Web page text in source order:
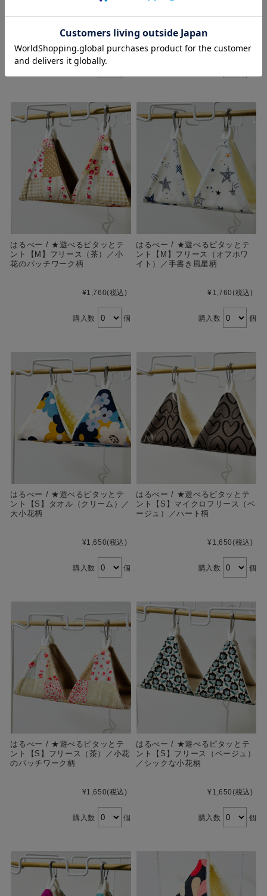
ント【M】フリース（水色）／
ネモフィラ柄
¥1,760 (税込)
購入数
イト）／ボタニカル柄
はるべー / ★遊べるピタッとテ
ント【M】フリース（茶）／小
花のパッチワーク柄
¥1,760(税込)
購入数 個
はるべー / ★遊べるピタッとテ
ント【M】フリース（オフホワ
イト）／手書き風星柄
¥1,760(税込)
購入数 個
はるべー / ★遊べるピタッとテ
ント【S】タオル（クリーム）／
大小花柄
¥1,650(税込)
購入数 個
はるべー / ★遊べるピタッとテ
ント【S】マイクロフリース（ベ
ージュ）／ハート柄
¥1,650(税込)
購入数 個
はるべー / ★遊べるピタッとテ
ント【S】フリース（茶）／小花
のパッチワーク柄
¥1,650(税込)
購入数 個
はるべー / ★遊べるピタッとテ
ント【S】フリース（ベージュ）
／シックな小花柄
¥1,650(税込)
購入数 個